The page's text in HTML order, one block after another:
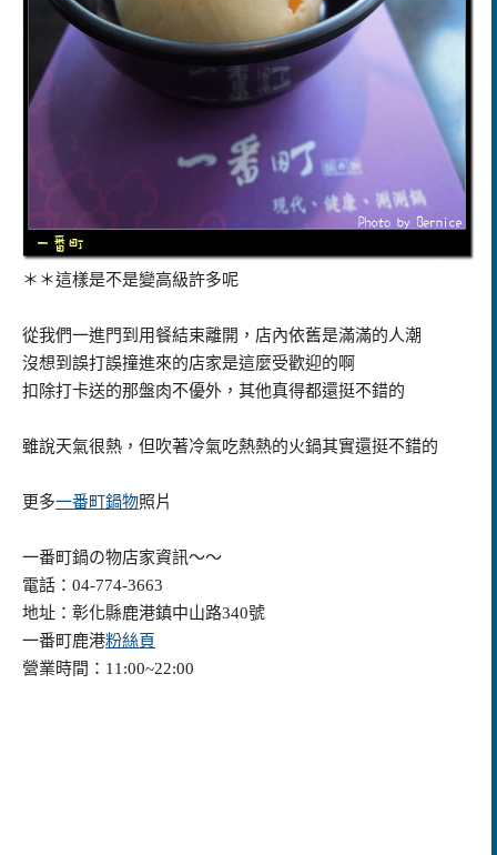
＊＊這樣是不是變高級許多呢
從我們一進門到用餐結束離開，店內依舊是滿滿的人潮
沒想到誤打誤撞進來的店家是這麼受歡迎的啊
扣除打卡送的那盤肉不優外，其他真得都還挺不錯的
雖說天氣很熱，但吹著冷氣吃熱熱的火鍋其實還挺不錯的
更多一番町鍋物照片
一番町鍋の物店家資訊～～
電話：04-774-3663
地址：彰化縣鹿港鎮中山路340號
一番町鹿港粉絲頁
營業時間：11:00~22:00